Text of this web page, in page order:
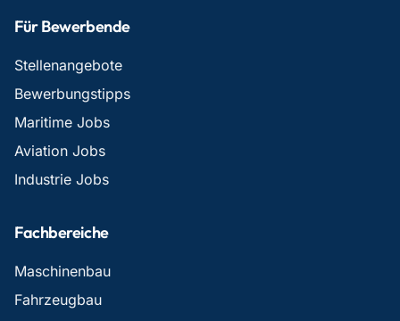
Für Bewerbende
Stellenangebote
Bewerbungstipps
Maritime Jobs
Aviation Jobs
Industrie Jobs
Fachbereiche
Maschinenbau
Fahrzeugbau